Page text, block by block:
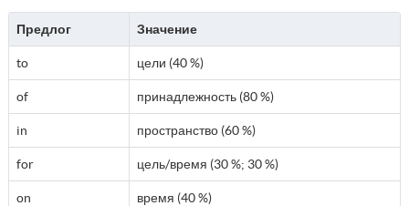
Предлог Значение
to цели (40 %)
of принадлежность (80 %)
in пространство (60 %)
for цель/время (30 %; 30 %)
on время (40 %)